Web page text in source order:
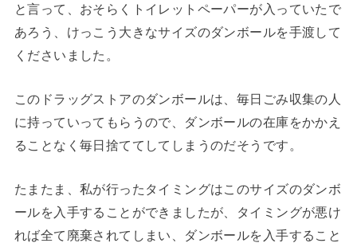
と言って、おそらくトイレットペーパーが入っていたで
あろう、けっこう大きなサイズのダンボールを手渡して
くださいました。
このドラッグストアのダンボールは、毎日ごみ収集の人
に持っていってもらうので、ダンボールの在庫をかかえ
ることなく毎日捨ててしてしまうのだそうです。
たまたま、私が行ったタイミングはこのサイズのダンボ
ールを入手することができましたが、タイミングが悪け
れば全て廃棄されてしまい、ダンボールを入手すること